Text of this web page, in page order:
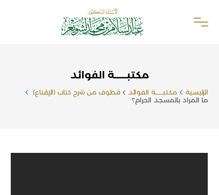
مكتبـــــة الفوائد
الرئيسية مكتبـــــة الفوائد
قطوف من شرح كتاب (الإقناع)
ما المراد بالمسجد الحرام؟